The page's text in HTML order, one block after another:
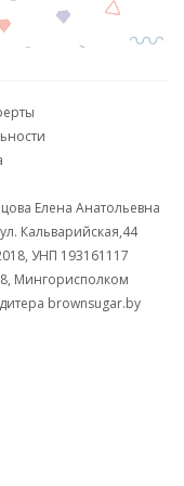
Елена Анатольевна
Кальварийская,44
УНП 193161117
Мингорисполком
brownsugar.by